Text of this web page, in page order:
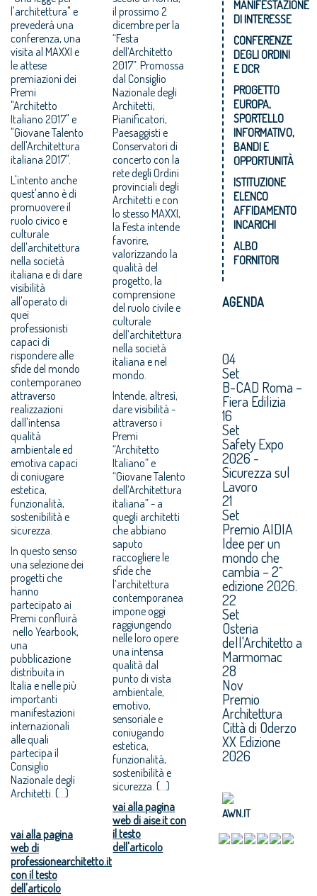
l'architettura" e
prevederà una
conferenza, una
visita al MAXXI e
le attese
premiazioni dei
Premi
"Architetto
Italiano 2017" e
"Giovane Talento
dell'Architettura
italiana 2017".
L'intento anche
quest'anno è di
promuovere il
ruolo civico e
culturale
dell'architettura
nella società
italiana e di dare
visibilità
all'operato di
quei
professionisti
capaci di
rispondere alle
sfide del mondo
contemporaneo
attraverso
realizzazioni
dall'intensa
qualità
ambientale ed
emotiva capaci
di coniugare
estetica,
funzionalità,
sostenibilità e
sicurezza.
In questo senso
una selezione dei
progetti che
hanno
partecipato ai
Premi confluirà
nello Yearbook,
una
pubblicazione
distribuita in
Italia e nelle più
importanti
manifestazioni
internazionali
alle quali
partecipa il
Consiglio
Nazionale degli
Architetti. (...)
vai alla pagina
web di
professionearchitetto.it
con il testo
dell'articolo
il prossimo 2
dicembre per la
“Festa
dell’Architetto
2017”. Promossa
dal Consiglio
Nazionale degli
Architetti,
Pianificatori,
Paesaggisti e
Conservatori di
concerto con la
rete degli Ordini
provinciali degli
Architetti e con
lo stesso MAXXI,
la Festa intende
favorire,
valorizzando la
qualità del
progetto, la
comprensione
del ruolo civile e
culturale
dell’architettura
nella società
italiana e nel
mondo.
Intende, altresì,
dare visibilità -
attraverso i
Premi
“Architetto
Italiano” e
“Giovane Talento
dell’Architettura
italiana” - a
quegli architetti
che abbiano
saputo
raccogliere le
sfide che
l’architettura
contemporanea
impone oggi
raggiungendo
nelle loro opere
una intensa
qualità dal
punto di vista
ambientale,
emotivo,
sensoriale e
coniugando
estetica,
funzionalità,
sostenibilità e
sicurezza. (...)
vai alla pagina
web di aise.it con
il testo
dell'articolo
MANIFESTAZIONE
DI INTERESSE
CONFERENZE
DEGLI ORDINI
E DCR
PROGETTO
EUROPA,
SPORTELLO
INFORMATIVO,
BANDI E
OPPORTUNITÀ
ISTITUZIONE
ELENCO
AFFIDAMENTO
INCARICHI
ALBO
FORNITORI
AGENDA
04
Set
B-CAD Roma –
Fiera Edilizia
16
Set
Safety Expo
2026 -
Sicurezza sul
Lavoro
21
Set
Premio AIDIA
Idee per un
mondo che
cambia – 2^
edizione 2026.
22
Set
Osteria
dell'Architetto a
Marmomac
28
Nov
Premio
Architettura
Città di Oderzo
XX Edizione
2026
AWN.IT